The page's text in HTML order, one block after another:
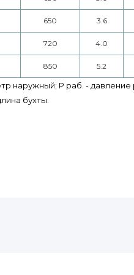
650 3.6
720 4.0
850 5.2
наружный; P раб. - давление
бухты.